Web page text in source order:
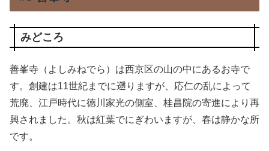
みどころ
善峯寺（よしみねでら）は西京区の山の中にあるお寺で
す。創建は11世紀までに遡りますが、応仁の乱によって
荒廃、江戸時代に徳川家光の側室、桂昌院の寄進により再
興されました。秋は紅葉でにぎわいますが、春は静かな所
です。